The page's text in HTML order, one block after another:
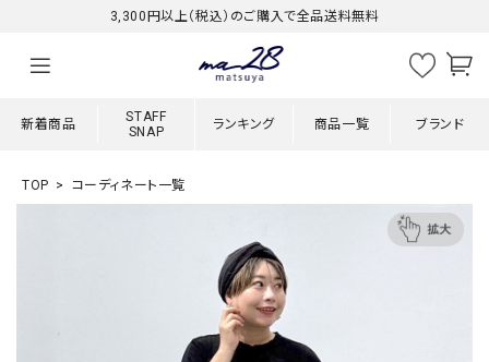
3,300円以上（税込）のご購入で全品送料無料
新着商品
STAFF
SNAP
ランキング 商品一覧 ブランド
TOP コーディネート一覧